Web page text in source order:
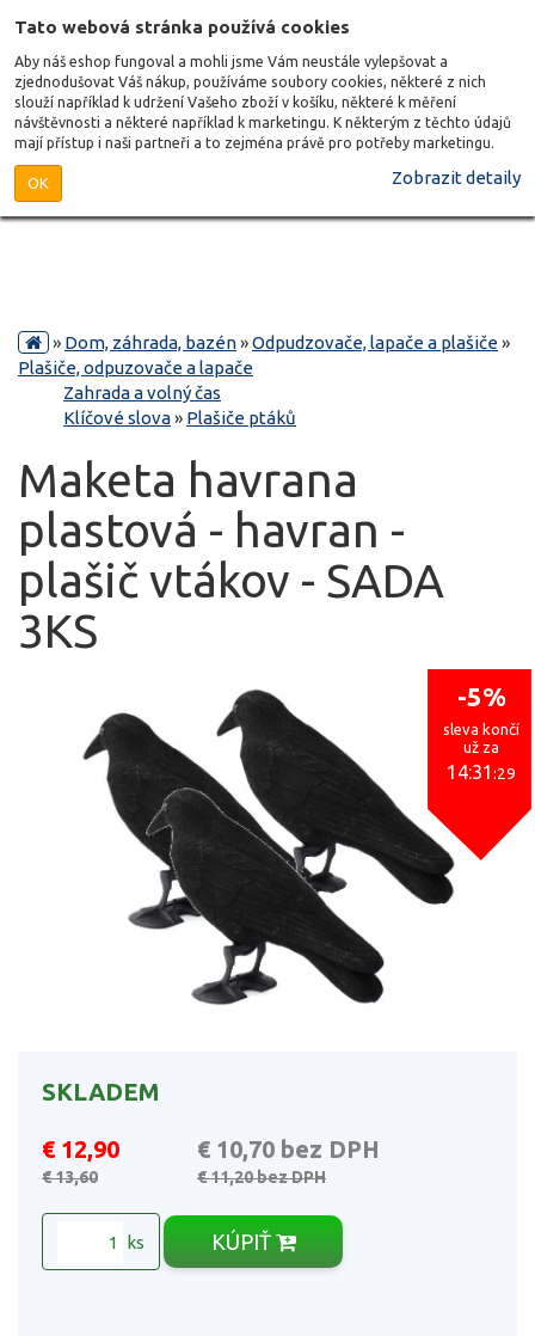
Tato webová stránka používá cookies
Aby náš eshop fungoval a mohli jsme Vám neustále vylepšovat a
zjednodušovat Váš nákup, používáme soubory cookies, některé z nich
slouží například k udržení Vašeho zboží v košíku, některé k měření
návštěvnosti a některé například k marketingu. K některým z těchto údajů
mají přístup i naši partneři a to zejména právě pro potřeby marketingu.
OK Zobrazit detaily
» Dom, záhrada, bazén»Odpudzovače, lapače a plašiče»
Plašiče, odpuzovače a lapače
Zahrada a volný čas
Klíčové slova» Plašiče ptáků
Maketa havrana
plastová - havran -
plašič vtákov - SADA
3KS
-5%
sleva končí
už za
14:31:29
SKLADEM
€ 12,90 € 10,70 bez DPH
€ 13,60 € 11,20bez DPH
ks KÚPIŤ